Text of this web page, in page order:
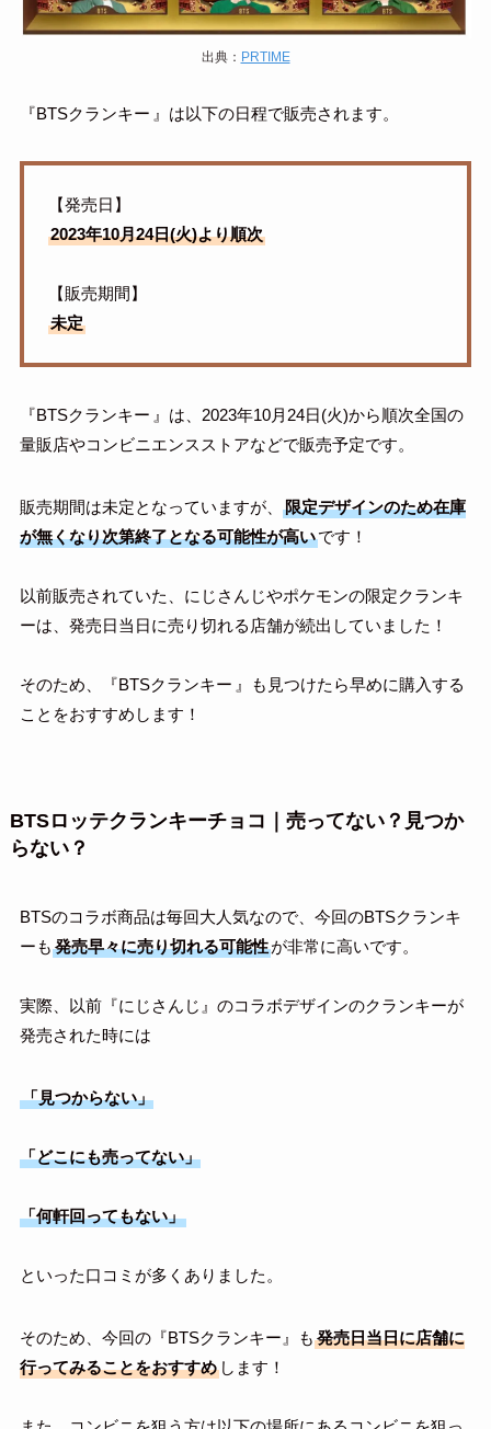
出典： PRTIME
『BTSクランキー 』は以下の日程で販売されます。
【発売日】
2023年10月24日(火)より順次
【販売期間】
未定
『BTSクランキー 』は、2023年10月24日(火)から順次全国の
量販店やコンビニエンスストアなどで販売予定です。
販売期間は未定となっていますが、
限定デザインのため在庫
が無くなり次第終了となる可能性が高いです！
以前販売されていた、にじさんじやポケモンの限定クランキ
ーは、発売日当日に売り切れる店舗が続出していました！
そのため、『BTSクランキー 』も見つけたら早めに購入する
ことをおすすめします！
BTSロッテクランキーチョコ｜売ってない？見つか
らない？
BTSのコラボ商品は毎回大人気なので、今回のBTSクランキ
ーも 発売早々に売り切れる可能性が非常に高いです。
実際、以前『にじさんじ』のコラボデザインのクランキーが
発売された時には
「見つからない」
「どこにも売ってない」
「何軒回ってもない」
といった口コミが多くありました。
そのため、今回の『BTSクランキー』も 発売日当日に店舗に
行ってみることをおすすめします！